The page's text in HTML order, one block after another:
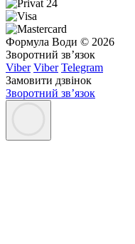
Формула Води © 2026
Зворотний зв’язок
Viber Viber Telegram
Замовити дзвінок
Зворотний зв’язок